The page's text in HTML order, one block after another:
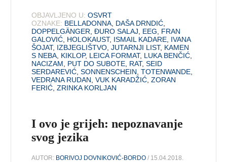
OBJAVLJENO U: OSVRT
OZNAKE: BELLADONNA DAŠA DRNDIĆ
DOPPELGÄNGER ,ĐURO SALAJ EEG
FRAN
GALOVIĆ HOLOKAUST, ISMAIL KADARE IVANA
ŠOJAT, IZBJEGLIŠTVO ,JUTARNJI LIST, KAMEN
S NEBA KIKLOP, LEICA FORMAT, LUKA BENČIĆ
NACIZAM
PUT DO SUBOTE RAT,SEID
SERDAREVIĆ ,SONNENSCHEIN ,TOTENWANDE
VEDRANA RUDAN ,VUK KARADŽIĆ ,ZORAN
FERIĆ ,ZRINKA KORLJAN
I ovo je grijeh: nepoznavanje
svog jezika
AUTOR: BORIVOJ DOVNIKOVIĆ-BORDO / 15.04.2018.